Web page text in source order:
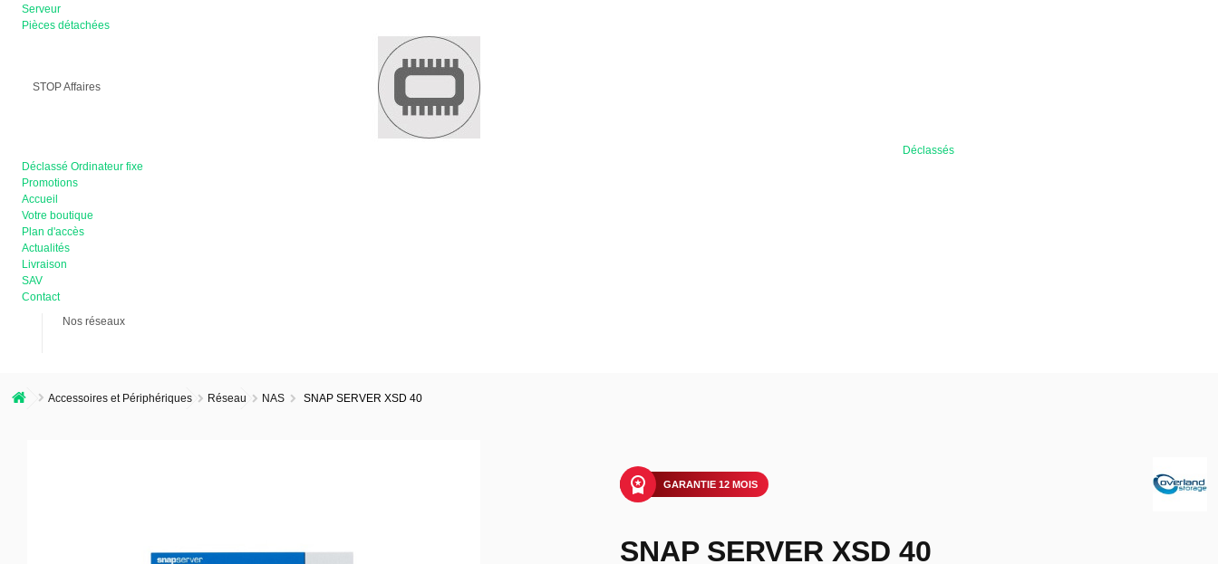
Serveur
Pièces détachées
STOP Affaires
Déclassés
Déclassé Ordinateur fixe
Promotions
Accueil
Votre boutique
Plan d'accès
Actualités
Livraison
SAV
Contact
Nos réseaux
Accessoires et Périphériques Réseau NAS SNAP SERVER XSD 40
GARANTIE 12 MOIS
SNAP SERVER XSD 40